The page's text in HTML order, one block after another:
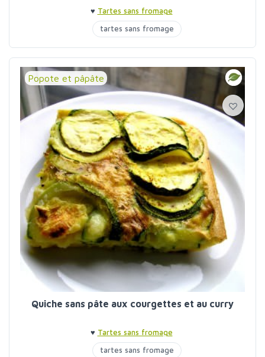
♥ Tartes sans fromage
tartes sans fromage
Popote et pâpâte
Quiche sans pâte aux courgettes et au curry
♥ Tartes sans fromage
tartes sans fromage